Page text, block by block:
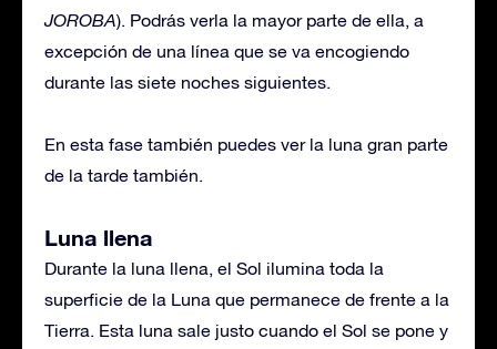
JOROBA). Podrás verla la mayor parte de ella, a
excepción de una línea que se va encogiendo
durante las siete noches siguientes.
En esta fase también puedes ver la luna gran parte
de la tarde también.
Luna llena
Durante la luna llena, el Sol ilumina toda la
superficie de la Luna que permanece de frente a la
Tierra. Esta luna sale justo cuando el Sol se pone y